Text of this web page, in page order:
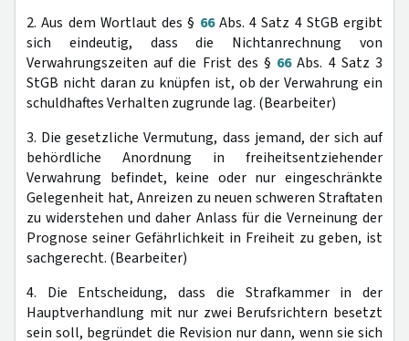
2. Aus dem Wortlaut des § 66Abs. 4 Satz 4 StGB ergibt
sich eindeutig, dass die Nichtanrechnung von
Verwahrungszeiten auf die Frist des § 66Abs. 4 Satz 3
StGB nicht daran zu knüpfen ist, ob der Verwahrung ein
schuldhaftes Verhalten zugrunde lag. (Bearbeiter)
3. Die gesetzliche Vermutung, dass jemand, der sich auf
behördliche Anordnung in freiheitsentziehender
Verwahrung befindet, keine oder nur eingeschränkte
Gelegenheit hat, Anreizen zu neuen schweren Straftaten
zu widerstehen und daher Anlass für die Verneinung der
Prognose seiner Gefährlichkeit in Freiheit zu geben, ist
sachgerecht. (Bearbeiter)
4. Die Entscheidung, dass die Strafkammer in der
Hauptverhandlung mit nur zwei Berufsrichtern besetzt
sein soll, begründet die Revision nur dann, wenn sie sich